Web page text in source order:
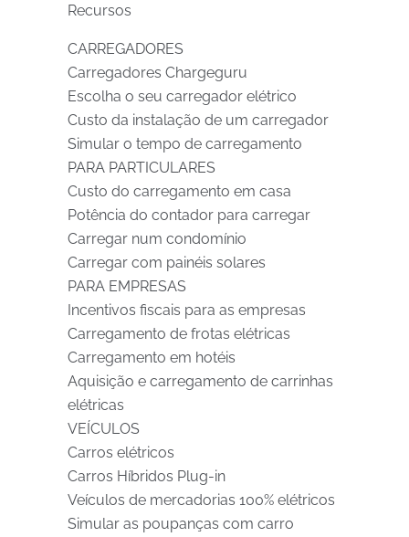
Recursos
CARREGADORES
Carregadores Chargeguru
Escolha o seu carregador elétrico
Custo da instalação de um carregador
Simular o tempo de carregamento
PARA PARTICULARES
Custo do carregamento em casa
Potência do contador para carregar
Carregar num condomínio
Carregar com painéis solares
PARA EMPRESAS
Incentivos fiscais para as empresas
Carregamento de frotas elétricas
Carregamento em hotéis
Aquisição e carregamento de carrinhas
elétricas
VEÍCULOS
Carros elétricos
Carros Híbridos Plug-in
Veículos de mercadorias 100% elétricos
Simular as poupanças com carro